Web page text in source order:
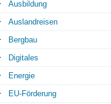
Ausbildung
Auslandreisen
Bergbau
Digitales
Energie
EU-Förderung